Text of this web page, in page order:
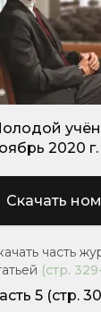
2020 г.
Скачать
часть
(стр.
5 (стр.